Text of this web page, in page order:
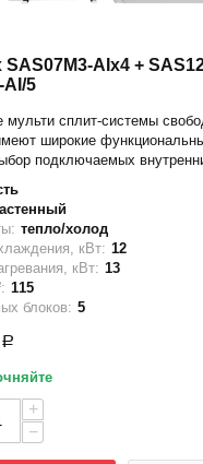
SAS07M3-AIx4 +
AI/5
мульти сплит-системы
широкие
подключаемых
тепло/холод
кВт: 12
кВт: 13
115
блоков: 5
Р
+
−